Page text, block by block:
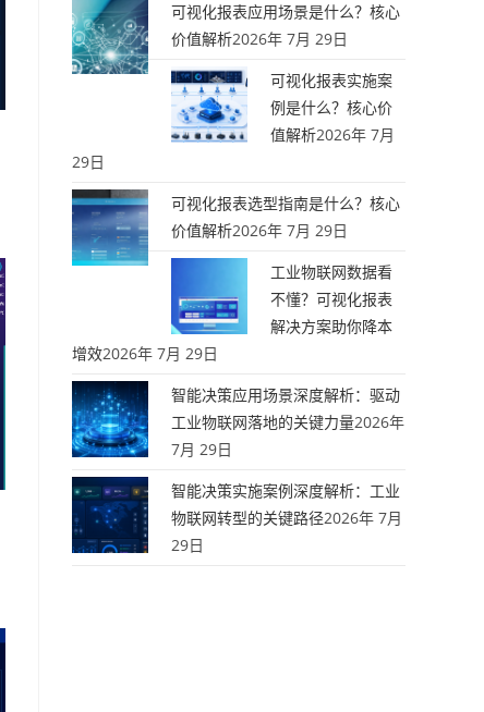
可视化报表应用场景是什么？核心
价值解析2026年 7月 29日
可视化报表实施案
例是什么？核心价
值解析2026年 7月
29日
可视化报表选型指南是什么？核心
价值解析2026年 7月 29日
工业物联网数据看
不懂？可视化报表
解决方案助你降本
增效2026年 7月 29日
智能决策应用场景深度解析：驱动
工业物联网落地的关键力量2026年
7月 29日
智能决策实施案例深度解析：工业
物联网转型的关键路径2026年 7月
29日